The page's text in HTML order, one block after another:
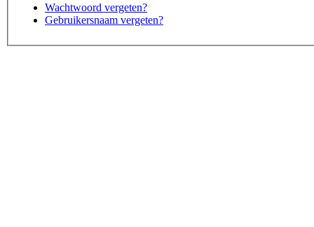
Wachtwoord vergeten?
Gebruikersnaam vergeten?